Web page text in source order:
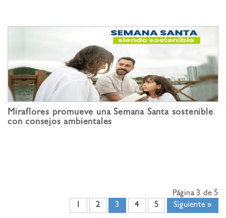
Miraflores promueve una Semana Santa sostenible
con consejos ambientales
Página 3 de 5
1
2 3 4 5 Siguiente »